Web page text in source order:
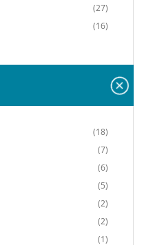
(27)
(16)
(18)
(7)
(6)
(5)
(2)
(2)
(1)